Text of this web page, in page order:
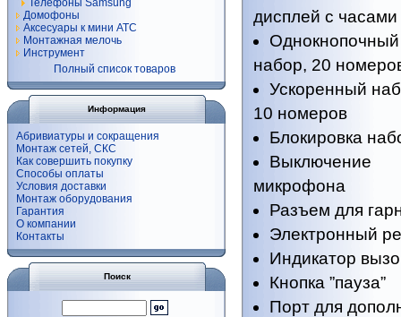
Телефоны Samsung
Домофоны
Аксесуары к мини АТС
Монтажная мелочь
Инструмент
Полный список товаров
Информация
Абривиатуры и сокращения
Монтаж сетей, СКС
Как совершить покупку
Способы оплаты
Условия доставки
Монтаж оборудования
Гарантия
О компании
Контакты
Поиск
дисплей с часами
Однокнопочный
набор, 20
Ускоренный
10 номеров
Блокировка
Выключение
микрофона
Разъем для
Электронный
Индикатор
Кнопка ”пауза”
Порт для